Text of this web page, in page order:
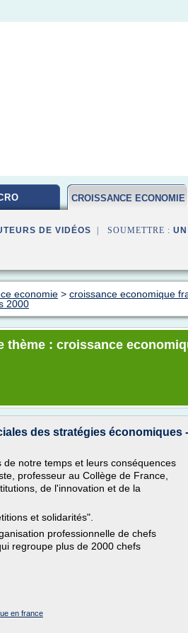
CROISSANCE ECONOMIE
DE VIDÉOS | SOUMETTRE :
economie > croissance economique
2000
thème : croissance
des stratégies économiques
notre temps et leurs conséquences
professeur au Collège de France,
de l'innovation et de la
et solidarités".
professionnelle de chefs
regroupe plus de 2000 chefs
en france